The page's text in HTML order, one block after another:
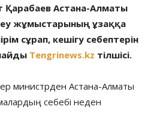
Қарабаев Астана-Алматы
жұмыстарының ұзаққа
сұрап, кешігу себептерін
Tengrinews.kz тілшісі.
министрден Астана-Алматы
себебі неден